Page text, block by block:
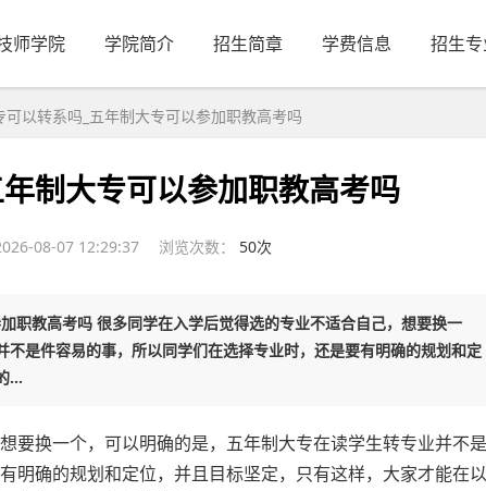
师学院 学院简介 招生简章 学费信息 招生
可以转系吗_五年制大专可以参加职教高考吗
制大专可以参加职教高考吗
08-07 12:29:37 浏览次数： 50次
职教高考吗 很多同学在入学后觉得选的专业不适合自己，想要换一
是件容易的事，所以同学们在选择专业时，还是要有明确的规划和定
...
要换一个，可以明确的是，五年制大专在读学生转专业并不
明确的规划和定位，并且目标坚定，只有这样，大家才能在